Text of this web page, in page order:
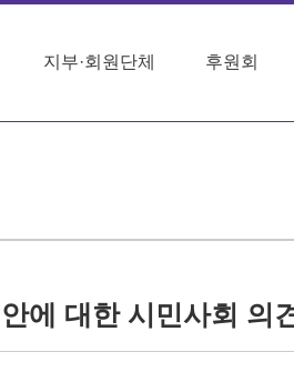
지부·회원단체 후원회